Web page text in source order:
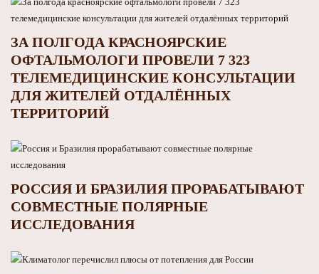
ЗА ПОЛГОДА КРАСНОЯРСКИЕ
ОФТАЛЬМОЛОГИ ПРОВЕЛИ 7 323
ТЕЛЕМЕДИЦИНСКИЕ КОНСУЛЬТАЦИИ
ДЛЯ ЖИТЕЛЕЙ ОТДАЛЁННЫХ
ТЕРРИТОРИЙ
РОССИЯ И БРАЗИЛИЯ ПРОРАБАТЫВАЮТ
СОВМЕСТНЫЕ ПОЛЯРНЫЕ
ИССЛЕДОВАНИЯ